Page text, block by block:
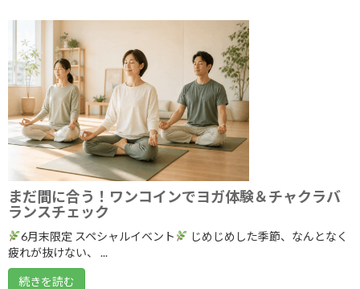
2023年6月
2023年5月
2023年4月
2023年3月
2023年2月
2023年1月
2022年12月
2022年11月
2022年10月
まだ間に合う！ワンコインでヨガ体験＆チャクラバ
ランスチェック
6月末限定 スペシャルイベント
じめじめした季節、なんとなく
疲れが抜けない、 ...
続きを読む